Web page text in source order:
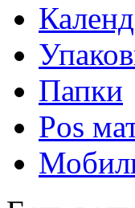
Папки
Pos